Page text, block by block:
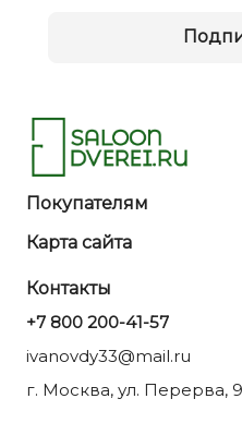
Покупателям
Карта сайта
Контакты
+7 800 200-41-57
ivanovdy33@mail.ru
г. Москва, ул. Перерва,